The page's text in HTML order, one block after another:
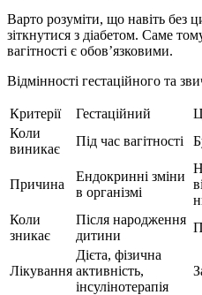
Варто розуміти, що навіть без
зіткнутися з діабетом. Саме
вагітності є обов’язковими.
Відмінності гестаційного та
Критерії Гестаційний
Коли
виникає
Під час вагітності
Причина
Ендокринні зміни
в організмі
Коли
зникає
Після народження
дитини
Лікування
Дієта, фізична
активність,
інсулінотерапія